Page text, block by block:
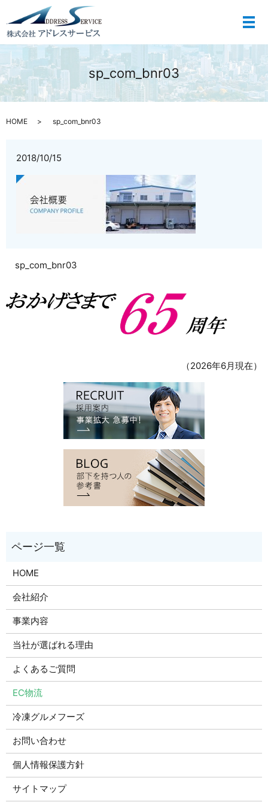
メ
sp_com_bnr03
HOME sp_com_bnr03
2018/10/15
sp_com_bnr03
（2026年6月現在）
HOME
会社紹介
事業内容
当社が選ばれる理由
よくあるご質問
EC物流
冷凍グルメフーズ
お問い合わせ
個人情報保護方針
サイトマップ